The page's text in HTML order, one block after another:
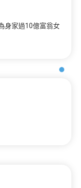
身家過10億富翁女